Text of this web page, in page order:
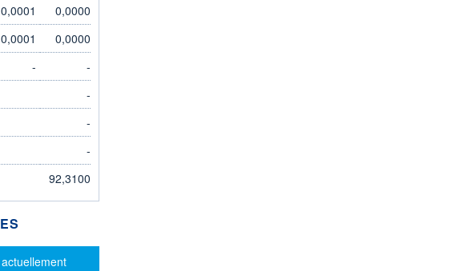
0,0001
0,0000
0,0001
0,0000
-
-
-
-
-
92,3100